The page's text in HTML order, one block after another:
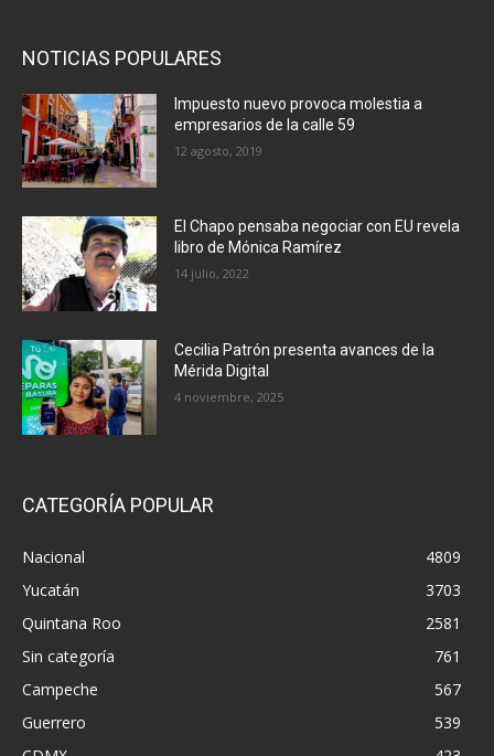
NOTICIAS POPULARES
Impuesto nuevo provoca molestia a
empresarios de la calle 59
12 agosto, 2019
El Chapo pensaba negociar con EU revela
libro de Mónica Ramírez
14 julio, 2022
Cecilia Patrón presenta avances de la
Mérida Digital
4 noviembre, 2025
CATEGORÍA POPULAR
Nacional
4809
Yucatán
3703
Quintana Roo
2581
Sin categoría
761
Campeche
567
Guerrero
539